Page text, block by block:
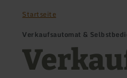
Startseite
Verkaufsautomat &